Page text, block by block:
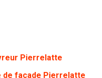
Pierrelatte
de façade Pierrelatte